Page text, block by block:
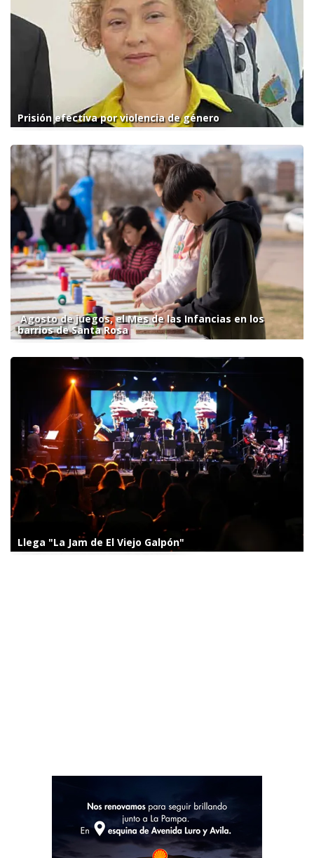
Prisión efectiva por violencia de género
Agosto de juegos, el Mes de las Infancias en los
barrios de Santa Rosa
Llega "La Jam de El Viejo Galpón"